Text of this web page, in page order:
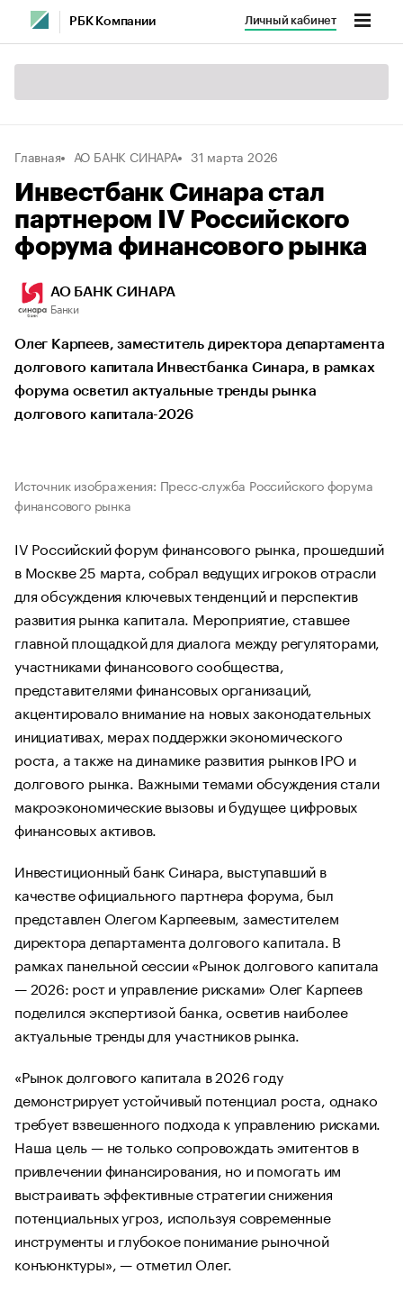
РБК Компании Личный кабинет
Главная АО БАНК СИНАРА 31 марта 2026
Инвестбанк Синара стал
партнером IV Российского
форума финансового рынка
АО БАНК СИНАРА
Банки
Олег Карпеев, заместитель директора департамента
долгового капитала Инвестбанка Синара, в рамках
форума осветил актуальные тренды рынка
долгового капитала-2026
Источник изображения: Пресс-служба Российского форума
финансового рынка
IV Российский форум финансового рынка, прошедший
в Москве 25 марта, собрал ведущих игроков отрасли
для обсуждения ключевых тенденций и перспектив
развития рынка капитала. Мероприятие, ставшее
главной площадкой для диалога между регуляторами,
участниками финансового сообщества,
представителями финансовых организаций,
акцентировало внимание на новых законодательных
инициативах, мерах поддержки экономического
роста, а также на динамике развития рынков IPO и
долгового рынка. Важными темами обсуждения стали
макроэкономические вызовы и будущее цифровых
финансовых активов.
Инвестиционный банк Синара, выступавший в
качестве официального партнера форума, был
представлен Олегом Карпеевым, заместителем
директора департамента долгового капитала. В
рамках панельной сессии «Рынок долгового капитала
— 2026: рост и управление рисками» Олег Карпеев
поделился экспертизой банка, осветив наиболее
актуальные тренды для участников рынка.
«Рынок долгового капитала в 2026 году
демонстрирует устойчивый потенциал роста, однако
требует взвешенного подхода к управлению рисками.
Наша цель — не только сопровождать эмитентов в
привлечении финансирования, но и помогать им
выстраивать эффективные стратегии снижения
потенциальных угроз, используя современные
инструменты и глубокое понимание рыночной
конъюнктуры», — отметил Олег.